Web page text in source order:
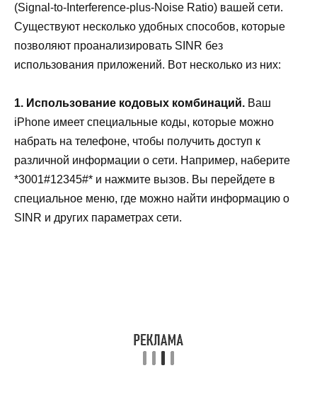
(Signal-to-Interference-plus-Noise Ratio) вашей сети.
Существуют несколько удобных способов, которые
позволяют проанализировать SINR без
использования приложений. Вот несколько из них:
1. Использование кодовых комбинаций. Ваш
iPhone имеет специальные коды, которые можно
набрать на телефоне, чтобы получить доступ к
различной информации о сети. Например, наберите
*3001#12345#* и нажмите вызов. Вы перейдете в
специальное меню, где можно найти информацию о
SINR и других параметрах сети.